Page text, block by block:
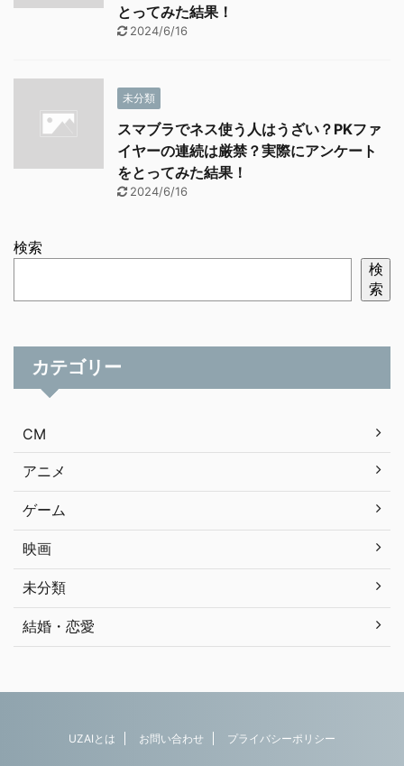
とってみた結果！
2024/6/16
未分類
スマブラでネス使う人はうざい？PKファ
イヤーの連続は厳禁？実際にアンケート
をとってみた結果！
2024/6/16
検索
検
索
カテゴリー
CM
アニメ
ゲーム
映画
未分類
結婚・恋愛
UZAIとは お問い合わせ プライバシーポリシー